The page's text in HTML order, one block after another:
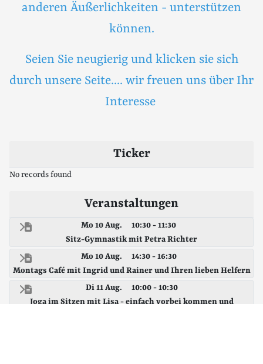
anderen Äußerlichkeiten - unterstützen
können.
Seien Sie neugierig und klicken sie sich
durch unsere Seite.... wir freuen uns über Ihr
Interesse
Ticker
No records found
Veranstaltungen
Mo 10 Aug.
10:30 - 11:30
Sitz-Gymnastik mit Petra Richter
Mo 10 Aug.
14:30 - 16:30
Montags Café mit Ingrid und Rainer und Ihren lieben Helfern
Di 11 Aug.
10:00 - 10:30
Joga im Sitzen mit Lisa - einfach vorbei kommen und